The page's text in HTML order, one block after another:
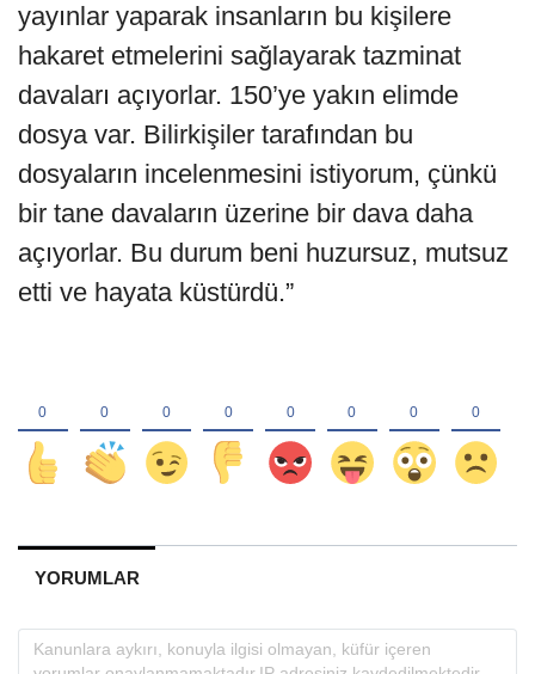
yayınlar yaparak insanların bu kişilere
hakaret etmelerini sağlayarak tazminat
davaları açıyorlar. 150’ye yakın elimde
dosya var. Bilirkişiler tarafından bu
dosyaların incelenmesini istiyorum, çünkü
bir tane davaların üzerine bir dava daha
açıyorlar. Bu durum beni huzursuz, mutsuz
etti ve hayata küstürdü.”
YORUMLAR